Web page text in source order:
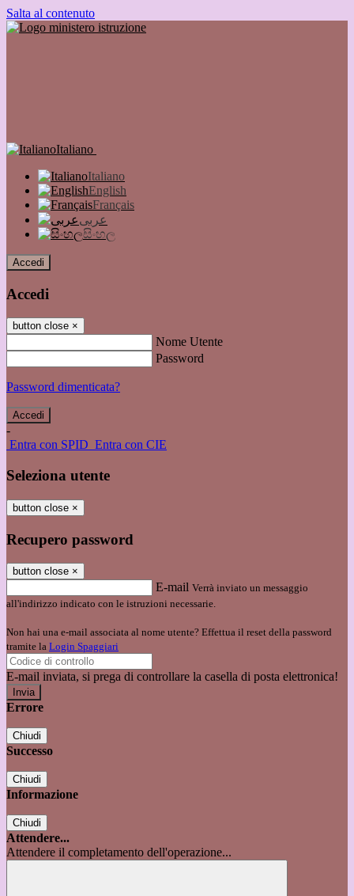
Salta al contenuto
Italiano
Italiano
English
Français
عربى
සිංහල
Accedi
Accedi
button close ×
Nome Utente
Password
Password dimenticata?
-
Entra con SPID Entra con CIE
Seleziona utente
button close ×
Recupero password
button close ×
E-mail Verrà inviato un messaggio
all'indirizzo indicato con le istruzioni necessarie.
Non hai una e-mail associata al nome utente? Effettua il reset della password
tramite la Login Spaggiari
E-mail inviata, si prega di controllare la casella di posta elettronica!
Errore
Chiudi
Successo
Chiudi
Informazione
Chiudi
Attendere...
Attendere il completamento dell'operazione...